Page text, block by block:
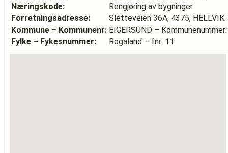
Næringskode:
Rengjøring av bygninger
Forretningsadresse:
Sletteveien 36A, 4375, HELLVIK
Kommune – Kommunenr: EIGERSUND –
Fylke – Fykesnummer:
Rogaland – fnr: 11